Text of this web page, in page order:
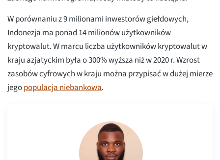
W porównaniu z 9 milionami inwestorów giełdowych,
Indonezja ma ponad 14 milionów użytkowników
kryptowalut. W marcu liczba użytkowników kryptowalut w
kraju azjatyckim była o 300% wyższa niż w 2020 r. Wzrost
zasobów cyfrowych w kraju można przypisać w dużej mierze
jegopopulacja niebankowa.